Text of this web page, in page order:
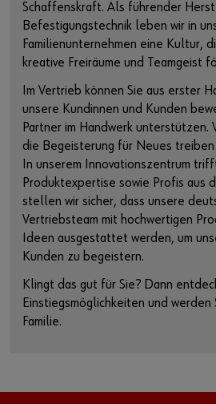
Schaffenskraft. Als führender
Befestigungstechnik leben wir in
Familienunternehmen eine Kultur,
kreative Freiräume und Teamgeist
Im Vertrieb können Sie aus erster
unsere Kundinnen und Kunden
Partner im Handwerk unterstützen.
die Begeisterung für Neues treiben
In unserem Innovationszentrum
Produktexpertise sowie Profis aus
stellen wir sicher, dass unsere
Vertriebsteam mit hochwertigen
Ideen ausgestattet werden, um
Kunden zu begeistern.
Klingt das gut für Sie? Dann
Einstiegsmöglichkeiten und werden
Familie.